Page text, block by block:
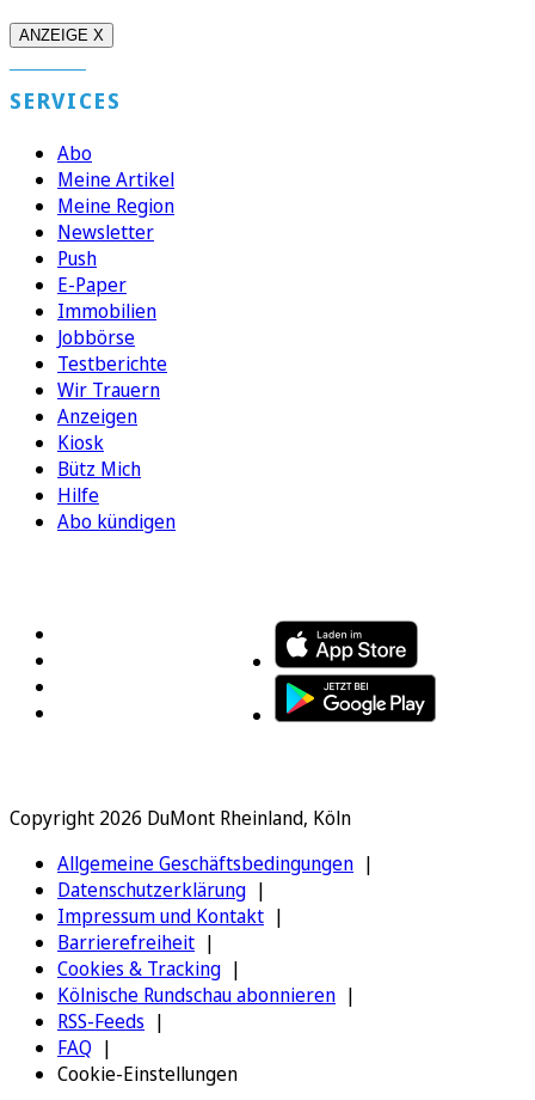
ANZEIGE X
SERVICES
Abo
Meine Artikel
Meine Region
Newsletter
Push
E-Paper
Immobilien
Jobbörse
Testberichte
Wir Trauern
Anzeigen
Kiosk
Bütz Mich
Hilfe
Abo kündigen
Copyright 2026 DuMont Rheinland, Köln
Allgemeine Geschäftsbedingungen
Datenschutzerklärung
Impressum und Kontakt
Barrierefreiheit
Cookies & Tracking
Kölnische Rundschau abonnieren
RSS-Feeds
FAQ
Cookie-Einstellungen